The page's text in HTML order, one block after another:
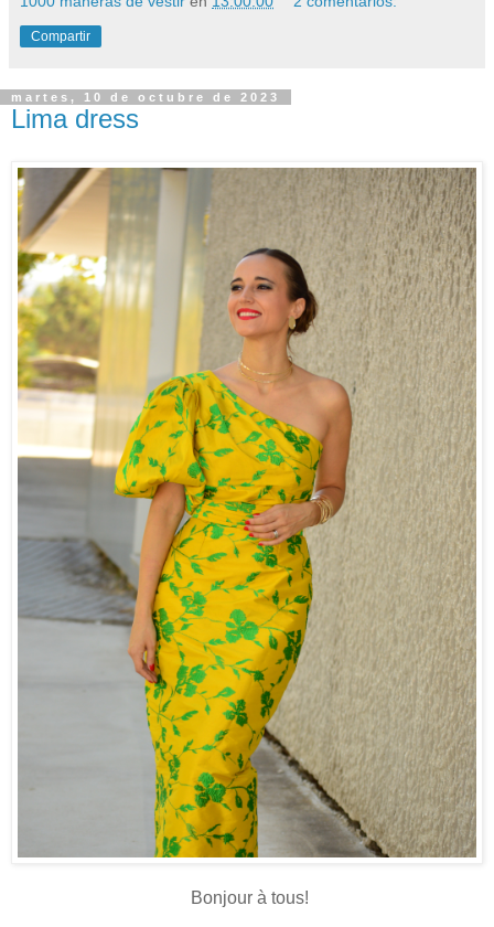
Compartir
martes, 10 de octubre de 2023
Lima dress
Bonjour à tous!